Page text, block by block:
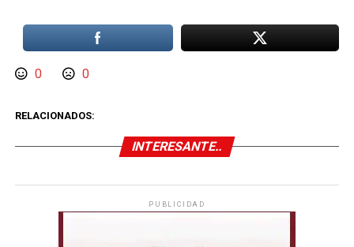
0 0
RELACIONADOS:
INTERESANTE..
PUBLICIDAD